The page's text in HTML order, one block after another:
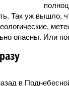
Так уж вышло,
опасны. Или
в